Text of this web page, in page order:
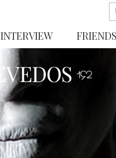
INTERVIEW